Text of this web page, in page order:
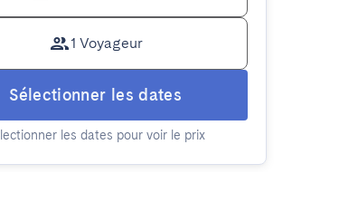
1 Voyageur
Sélectionner les dates
les dates pour voir le prix